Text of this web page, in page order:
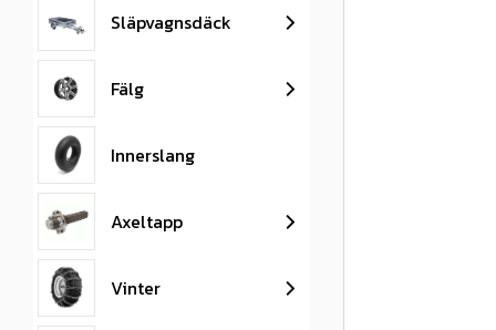
Släpvagnsdäck
Fälg
Innerslang
Axeltapp
Vinter